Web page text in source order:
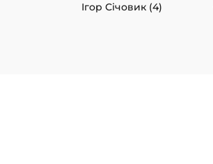
Ігор Січовик (4)